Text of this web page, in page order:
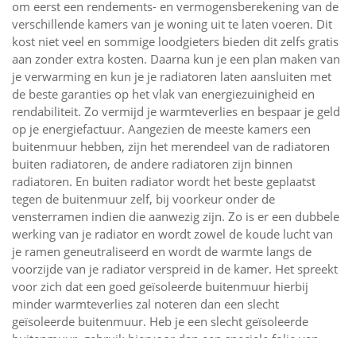
om eerst een rendements- en vermogensberekening van de
verschillende kamers van je woning uit te laten voeren. Dit
kost niet veel en sommige loodgieters bieden dit zelfs gratis
aan zonder extra kosten. Daarna kun je een plan maken van
je verwarming en kun je je radiatoren laten aansluiten met
de beste garanties op het vlak van energiezuinigheid en
rendabiliteit. Zo vermijd je warmteverlies en bespaar je geld
op je energiefactuur. Aangezien de meeste kamers een
buitenmuur hebben, zijn het merendeel van de radiatoren
buiten radiatoren, de andere radiatoren zijn binnen
radiatoren. En buiten radiator wordt het beste geplaatst
tegen de buitenmuur zelf, bij voorkeur onder de
vensterramen indien die aanwezig zijn. Zo is er een dubbele
werking van je radiator en wordt zowel de koude lucht van
je ramen geneutraliseerd en wordt de warmte langs de
voorzijde van je radiator verspreid in de kamer. Het spreekt
voor zich dat een goed geïsoleerde buitenmuur hierbij
minder warmteverlies zal noteren dan een slecht
geïsoleerde buitenmuur. Heb je een slecht geïsoleerde